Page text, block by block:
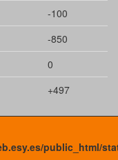
-100
-850
0
+497
public_html/